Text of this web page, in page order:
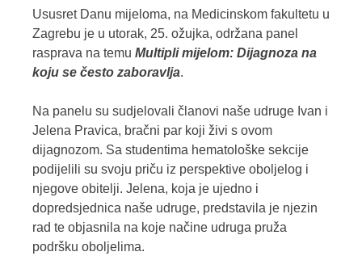
Ususret Danu mijeloma, na Medicinskom fakultetu u
Zagrebu je u utorak, 25. ožujka, održana panel
rasprava na temu Multipli mijelom: Dijagnoza na
koju se često zaboravlja.
Na panelu su sudjelovali članovi naše udruge Ivan i
Jelena Pravica, bračni par koji živi s ovom
dijagnozom. Sa studentima hematološke sekcije
podijelili su svoju priču iz perspektive oboljelog i
njegove obitelji. Jelena, koja je ujedno i
dopredsjednica naše udruge, predstavila je njezin
rad te objasnila na koje načine udruga pruža
podršku oboljelima.